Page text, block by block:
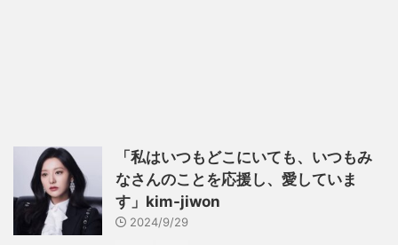
「私はいつもどこにいても、いつもみ
なさんのことを応援し、愛していま
す」kim-jiwon
2024/9/29